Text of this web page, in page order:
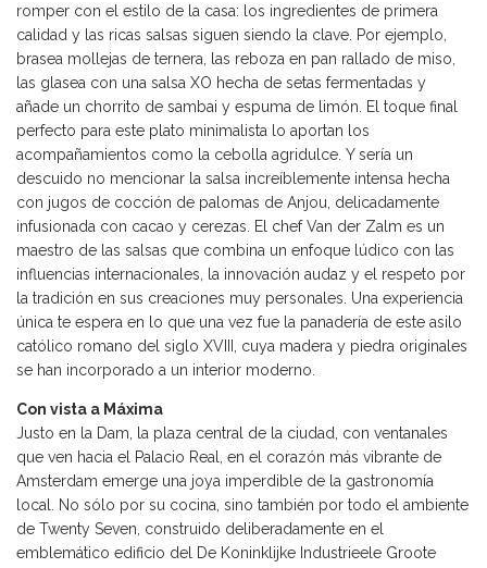
romper con el estilo de la casa: los ingredientes de primera
calidad y las ricas salsas siguen siendo la clave. Por ejemplo,
brasea mollejas de ternera, las reboza en pan rallado de miso,
las glasea con una salsa XO hecha de setas fermentadas y
añade un chorrito de sambai y espuma de limón. El toque final
perfecto para este plato minimalista lo aportan los
acompañamientos como la cebolla agridulce. Y sería un
descuido no mencionar la salsa increíblemente intensa hecha
con jugos de cocción de palomas de Anjou, delicadamente
infusionada con cacao y cerezas. El chef Van der Zalm es un
maestro de las salsas que combina un enfoque lúdico con las
influencias internacionales, la innovación audaz y el respeto por
la tradición en sus creaciones muy personales. Una experiencia
única te espera en lo que una vez fue la panadería de este asilo
católico romano del siglo XVIII, cuya madera y piedra originales
se han incorporado a un interior moderno.
Con vista a Máxima
Justo en la Dam, la plaza central de la ciudad, con ventanales
que ven hacia el Palacio Real, en el corazón más vibrante de
Amsterdam emerge una joya imperdible de la gastronomía
local. No sólo por su cocina, sino también por todo el ambiente
de Twenty Seven, construido deliberadamente en el
emblemático edificio del De Koninklijke Industrieele Groote